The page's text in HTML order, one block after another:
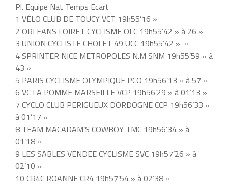
Pl. Equipe Nat Temps Ecart
1 VÉLO CLUB DE TOUCY VCT 19h55’16 »
2 ORLEANS LOIRET CYCLISME OLC 19h55’42 » à 26 »
3 UNION CYCLISTE CHOLET 49 UCC 19h55’42 » »
4 SPRINTER NICE METROPOLES N.M SNM 19h55’59 » à
43 »
5 PARIS CYCLISME OLYMPIQUE PCO 19h56’13 » à 57 »
6 VC LA POMME MARSEILLE VCP 19h56’29 » à 01’13 »
7 CYCLO CLUB PERIGUEUX DORDOGNE CCP 19h56’33 »
à 01’17 »
8 TEAM MACADAM’S COWBOY TMC 19h56’34 » à
01’18 »
9 LES SABLES VENDEE CYCLISME SVC 19h57’26 » à
02’10 »
10 CR4C ROANNE CR4 19h57’54 » à 02’38 »